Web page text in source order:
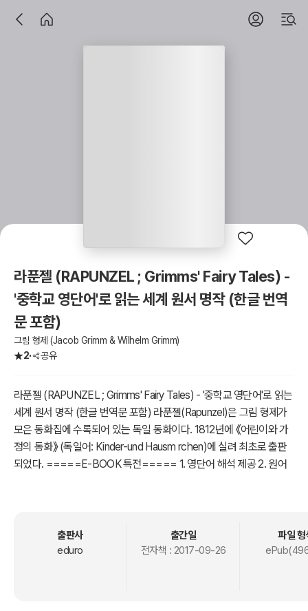
라푼젤 (RAPUNZEL ; Grimms' Fairy Tales) -
'중학교 영단어'로 읽는 세계 원서 명작 (한글 번역
문 포함)
그림 형제 (Jacob Grimm & Wilhelm Grimm)
2
공유
라푼젤 (RAPUNZEL ; Grimms' Fairy Tales) - '중학교 영단어'로 읽는
세계 원서 명작 (한글 번역문 포함) 라푼젤(Rapunzel)은 그림 형제가
모은 동화집에 수록되어 있는 독일 동화이다. 1812년에 《어린이와 가
정의 동화》 (독일어: Kinder-und Hausm rchen)에 실려 최초로 출판
되었다. =====E-BOOK 특전===== 1. 영단어 해석 제공 2. 원어
=== <줄거리> 옛날 아이가 없던 부부가 있었다. 어느날 아이를 임신
한 아내는 이웃에 사는 마녀가 키우는 라푼젤(독일 양배추)을 몹시 먹
출판사
eduro
출간일
전자책 : 2017-09-26
파일 형